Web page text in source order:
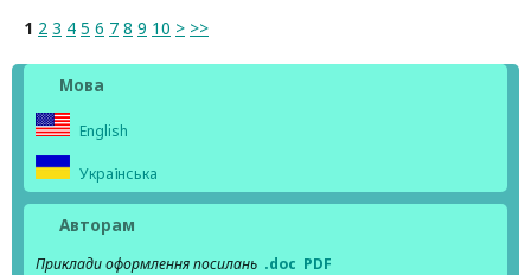
1 2 3 4 5 6 7 8 9 10 > >>
Мова
English
Українська
Авторам
Приклади оформлення посилань .doc PDF